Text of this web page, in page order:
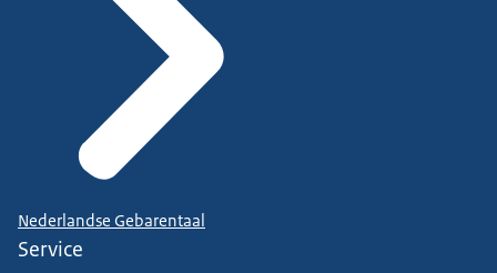
Nederlandse Gebarentaal
Service